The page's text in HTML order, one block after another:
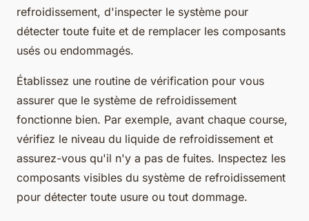
refroidissement, d'inspecter le système pour
détecter toute fuite et de remplacer les composants
usés ou endommagés.
Établissez une routine de vérification pour vous
assurer que le système de refroidissement
fonctionne bien. Par exemple, avant chaque course,
vérifiez le niveau du liquide de refroidissement et
assurez-vous qu'il n'y a pas de fuites. Inspectez les
composants visibles du système de refroidissement
pour détecter toute usure ou tout dommage.